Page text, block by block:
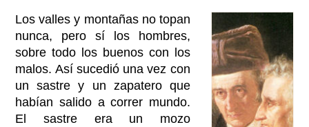
Los valles y montañas no topan
nunca, pero sí los hombres,
sobre todo los buenos con los
malos. Así sucedió una vez con
un sastre y un zapatero que
habían salido a correr mundo.
El sastre era un mozo